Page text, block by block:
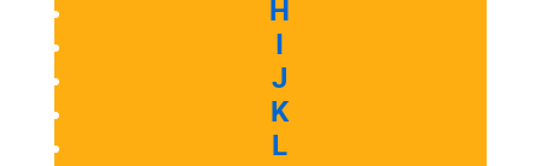
H
I
J
K
L